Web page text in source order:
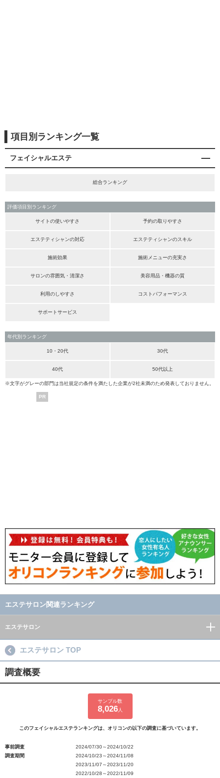
項目別ランキング一覧
フェイシャルエステ
総合ランキング
評価項目別ランキング
サイトの使いやすさ 予約の取りやすさ
エステティシャンの対応 エステティシャンのスキル
施術効果 施術メニューの充実さ
サロンの雰囲気・清潔さ 美容用品・機器の質
利用のしやすさ コストパフォーマンス
サポートサービス
年代別ランキング
10・20代 30代
40代 50代以上
※文字がグレーの部門は当社規定の条件を満たした企業が2社未満のため発表しておりません。
PR
エステサロン関連ランキング
エステサロン
エステサロン TOP
調査概要
サンプル数
8,026人
このフェイシャルエステランキングは、オリコンの以下の調査に基づいています。
事前調査
2024/07/30～2024/10/22
調査期間
2024/10/23～2024/11/08
2023/11/07～2023/11/20
2022/10/28～2022/11/09